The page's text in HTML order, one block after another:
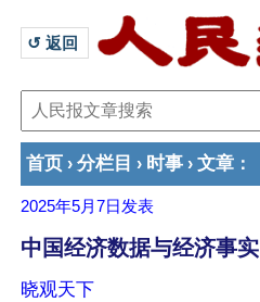
↺ 返回
首页 › 分栏目 › 时事 › 文章 ：
2025年5月7日 发表
中国经济数据与经济事实
晓观天下